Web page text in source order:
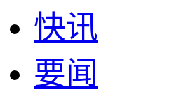
快讯
要闻